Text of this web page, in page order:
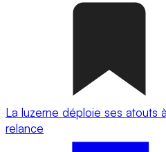
La luzerne déploie ses atouts
relance